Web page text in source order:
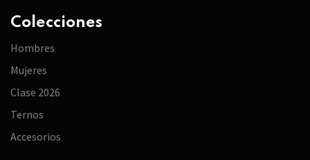
Colecciones
Hombres
Mujeres
Clase 2026
Ternos
Accesorios